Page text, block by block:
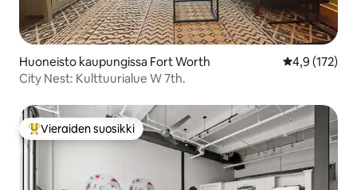
Huoneisto kaupungissa Fort Worth
4,9 (172)
City Nest: Kulttuurialue W 7th.
Vieraiden suosikkien parhaimmistoa
Vieraiden suosikki